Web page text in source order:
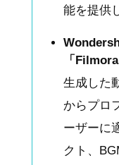
能を提供
「Filmora
生成した
からプロ
ーザーに
クト、